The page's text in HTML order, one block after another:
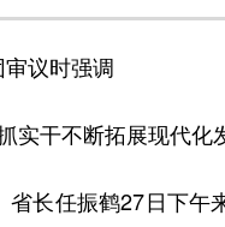
议时强调
干不断拓展现代化
长任振鹤27日下午